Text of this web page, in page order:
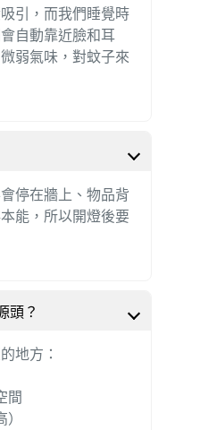
引，而我們睡覺時
自動靠近臉和耳
弱氣味，對蚊子來
停在牆上、物品背
能，所以開燈後要
頭？
地方：
間